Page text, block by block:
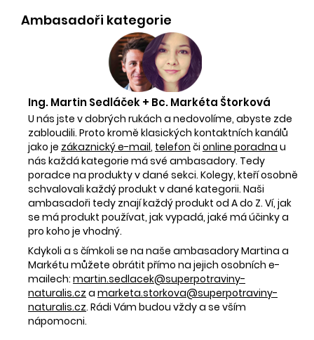
Ambasadoři kategorie
Ing. Martin Sedláček + Bc. Markéta Štorková
U nás jste v dobrých rukách a nedovolíme, abyste zde
zabloudili. Proto kromě klasických kontaktních kanálů
jako je zákaznický e-mail, telefon či online poradna u
nás každá kategorie má své ambasadory. Tedy
poradce na produkty v dané sekci. Kolegy, kteří osobně
schvalovali každý produkt v dané kategorii. Naši
ambasadoři tedy znají každý produkt od A do Z. Ví, jak
se má produkt používat, jak vypadá, jaké má účinky a
pro koho je vhodný.
Kdykoli a s čímkoli se na naše ambasadory Martina a
Markétu můžete obrátit přímo na jejich osobních e-
mailech: martin.sedlacek@superpotraviny-
naturalis.cz a marketa.storkova@superpotraviny-
naturalis.cz. Rádi Vám budou vždy a se vším
nápomocni.